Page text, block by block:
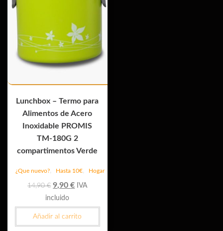
Lunchbox – Termo para
Alimentos de Acero
Inoxidable PROMIS
TM-180G 2
compartimentos Verde
¿Que nuevo?, Hasta 10€, Hogar
14,90€ El
precio
original
9,90€El
actual
IVA
incluido
Añadir al carrito